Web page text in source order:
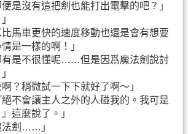
是沒有這把劍也能打出電擊的吧？」
比馬車更快的速度移動也還是會有想要
是一樣的啊！」
是不很懂呢……但是因爲魔法劍說討
？稍微試一下下就好了啊～」
不會讓主人之外的人碰我的。我可是
這麼說了。」
法劍……」